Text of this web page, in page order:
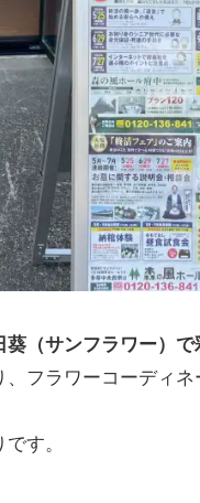
（サンフラワー）で
フラワーコーディ
す。